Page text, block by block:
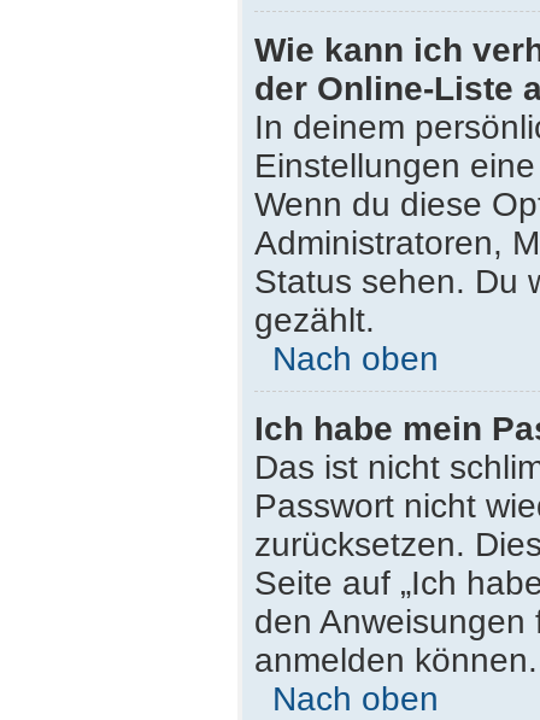
Wie kann ich
der Online-Liste
In deinem
Einstellungen
Wenn du diese
Administratoren,
Status sehen. Du
gezählt.
Nach oben
Ich habe mein
Das ist nicht
Passwort nicht
zurücksetzen.
Seite auf „Ich
den
anmelden können.
Nach oben